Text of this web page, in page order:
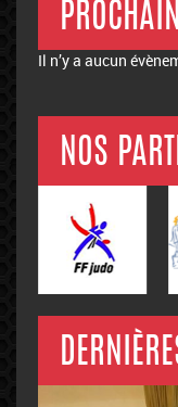
Il n’y a aucun
NOS